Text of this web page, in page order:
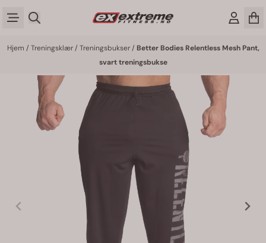
Hopp til innhold
Hjem / Treningsklær/ Treningsbukser/ Better Bodies Relentless Mesh Pant,
svart treningsbukse